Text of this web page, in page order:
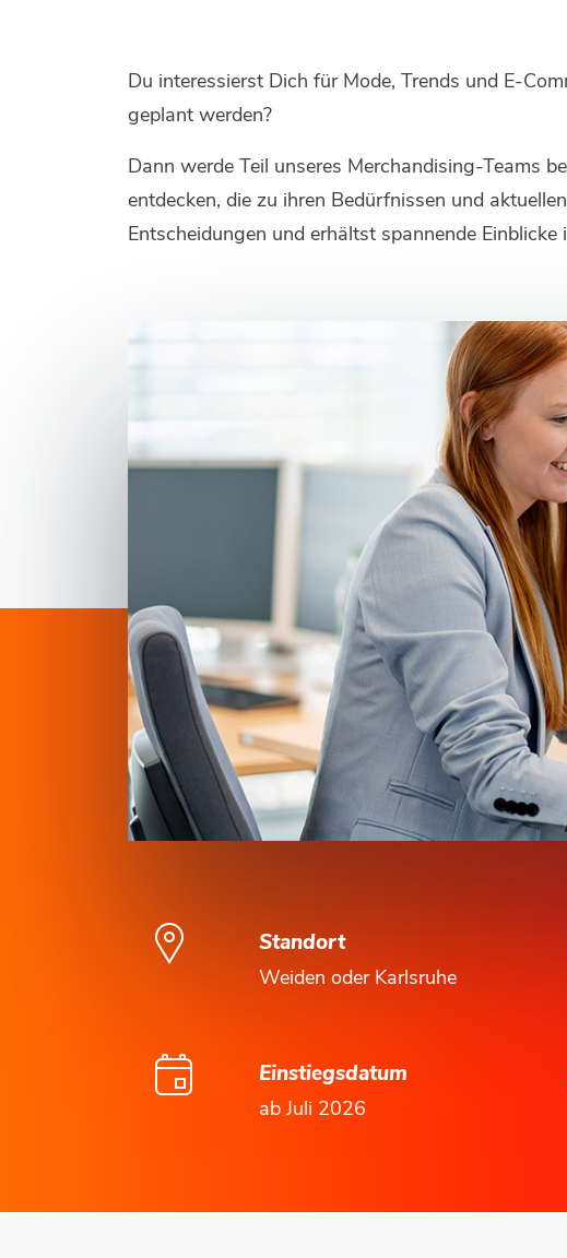
Du interessierst Dich für Mode, Trends und E-
geplant werden?
Dann werde Teil unseres Merchandising-Teams
entdecken, die zu ihren Bedürfnissen und
Entscheidungen und erhältst spannende
Standort
Weiden oder Karlsruhe
Einstiegsdatum
ab Juli 2026